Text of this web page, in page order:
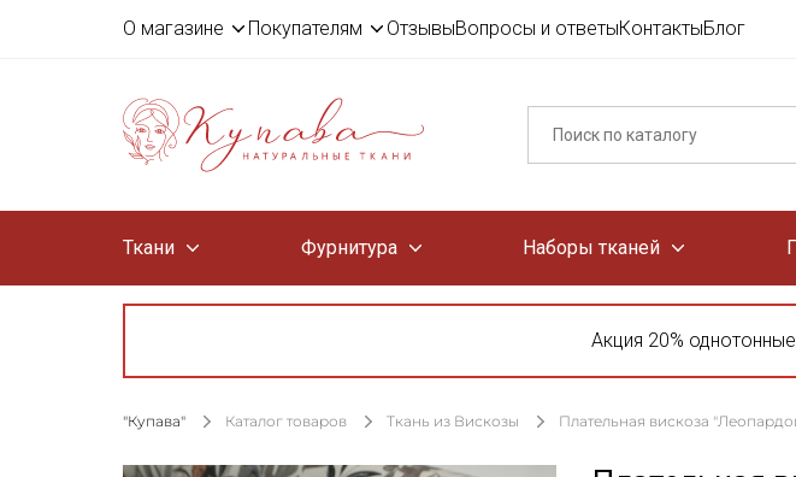
О магазине Покупателям ОтзывыВопросы и ответыКонтактыБлог
Ткани Фурнитура Наборы тканей
Акция 20%
"Купава" Каталог товаров Ткань из Вискозы Плательная вискоза